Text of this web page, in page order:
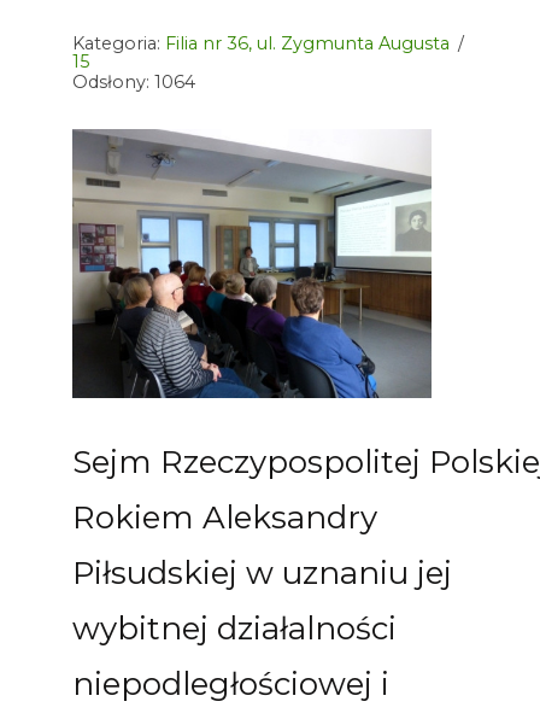
Kategoria: Filia nr 36, ul. Zygmunta Augusta
15
Odsłony: 1064
Sejm Rzeczypospolitej
Rokiem Aleksandry
Piłsudskiej w uznaniu jej
wybitnej działalności
niepodległościowej i